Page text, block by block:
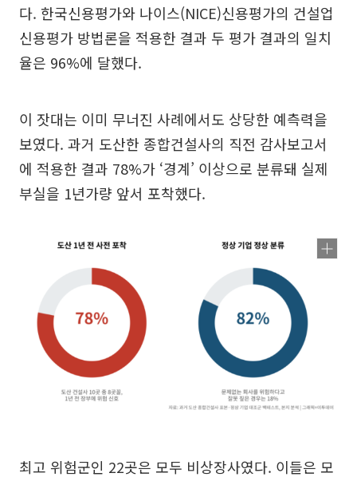
다. 한국신용평가와 나이스(NICE)신용평가의 건설업
신용평가 방법론을 적용한 결과 두 평가 결과의 일치
율은 96%에 달했다.
이 잣대는 이미 무너진 사례에서도 상당한 예측력을
보였다. 과거 도산한 종합건설사의 직전 감사보고서
에 적용한 결과 78%가 ‘경계’ 이상으로 분류돼 실제
부실을 1년가량 앞서 포착했다.
최고 위험군인 22곳은 모두 비상장사였다. 이들은 모